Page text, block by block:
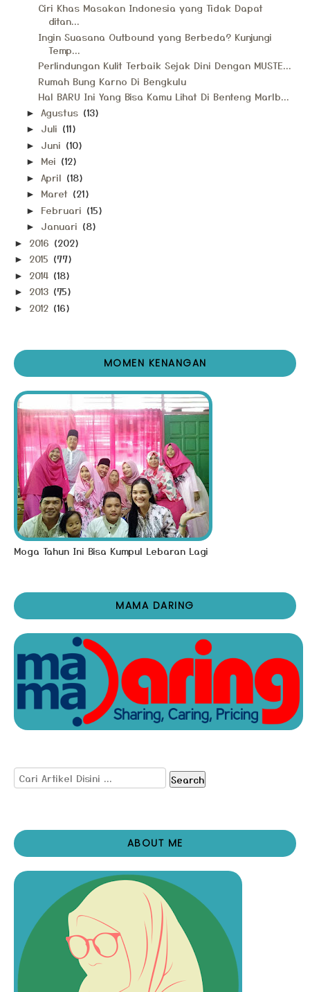
Ciri Khas Masakan Indonesia yang Tidak Dapat
ditan...
Ingin Suasana Outbound yang Berbeda? Kunjungi
Temp...
Perlindungan Kulit Terbaik Sejak Dini Dengan MUSTE...
Rumah Bung Karno Di Bengkulu
Hal BARU Ini Yang Bisa Kamu Lihat Di Benteng Marlb...
► Agustus (13)
► Juli (11)
► Juni (10)
► Mei (12)
► April (18)
► Maret (21)
► Februari (15)
► Januari (8)
► 2016 (202)
► 2015 (77)
► 2014 (18)
► 2013 (75)
► 2012 (16)
MOMEN KENANGAN
Moga Tahun Ini Bisa Kumpul Lebaran Lagi
MAMA DARING
Search
ABOUT ME